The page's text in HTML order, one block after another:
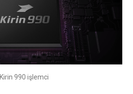
Kirin 990 işlemci